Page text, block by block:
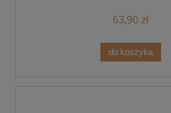
63,90 zł
do koszyka